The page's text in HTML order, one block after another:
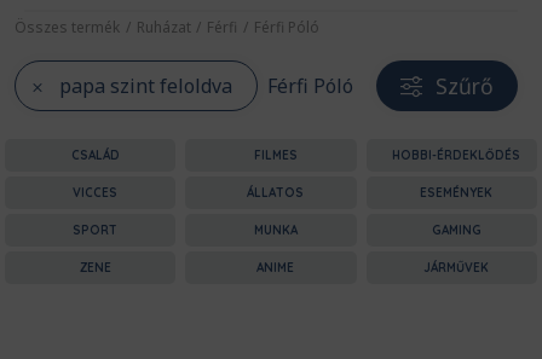
Összes termék / Ruházat / Férfi / Férfi Póló
papa szint feloldva Férfi Póló Szűrő
CSALÁD FILMES HOBBI-ÉRDEKLŐDÉS
VICCES ÁLLATOS ESEMÉNYEK
SPORT MUNKA GAMING
ZENE ANIME JÁRMŰVEK